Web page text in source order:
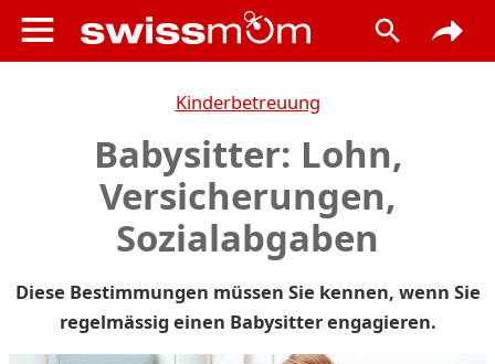
Kinderbetreuung
Babysitter: Lohn,
Versicherungen,
Sozialabgaben
Diese Bestimmungen müssen Sie kennen, wenn Sie
regelmässig einen Babysitter engagieren.